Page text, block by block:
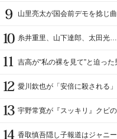
山里亮太が国会前デモを捻じ
糸井重里、山下達郎、太田光
吉高が“私の裸を見て”と迫った
愛川欽也が「安倍に殺される」
宇野常寛が『スッキリ』クビ
香取慎吾隠し子報道はジャニ